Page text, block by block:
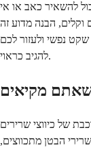
להשאיר כאב או אי
וקלים, הבנה מדוע זה
נפשי ולעזור לכם
להגיב כראוי.
של כיווצי שרירים
הבטן מתכווצים,